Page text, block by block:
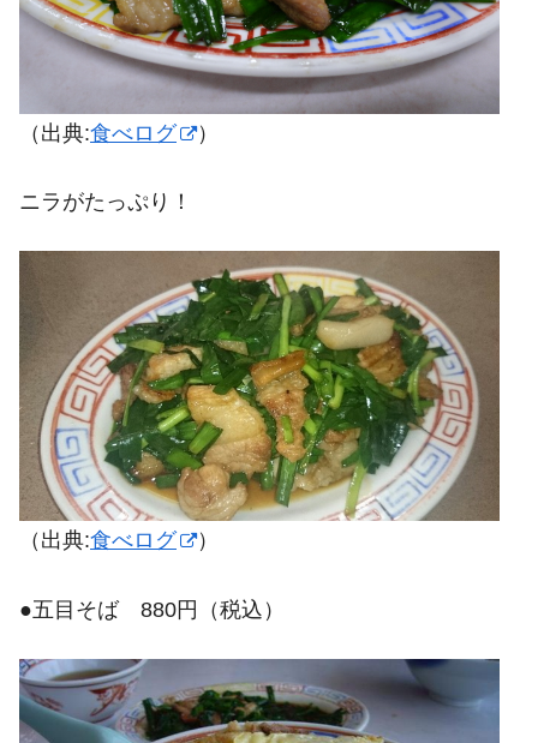
（出典:食べログ ）
ニラがたっぷり！
（出典:食べログ ）
●五目そば 880円（税込）